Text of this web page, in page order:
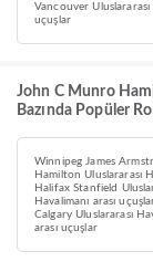
Vancouver Uluslararası
uçuşlar
John C Munro
Bazında Popüler
Winnipeg James
Hamilton Uluslararası
Halifax Stanfield
Havalimanı arası
Calgary Uluslararası
arası uçuşlar